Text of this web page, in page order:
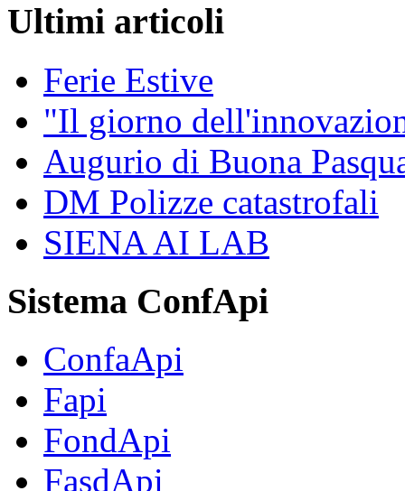
Ultimi articoli
Ferie Estive
"Il giorno
Augurio di Buona
DM Polizze catastrofali
SIENA AI LAB
Sistema ConfApi
ConfaApi
Fapi
FondApi
FasdApi